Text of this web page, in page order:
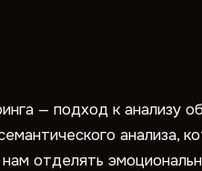
— подход к анализу
анализа,
отделять